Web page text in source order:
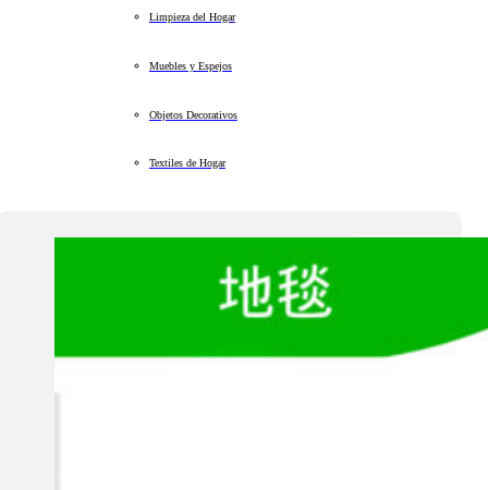
Limpieza del Hogar
Muebles y Espejos
Objetos Decorativos
Textiles de Hogar